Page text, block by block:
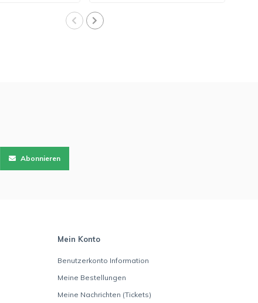
Abonnieren
Mein Konto
Benutzerkonto Information
Meine Bestellungen
Meine Nachrichten (Tickets)